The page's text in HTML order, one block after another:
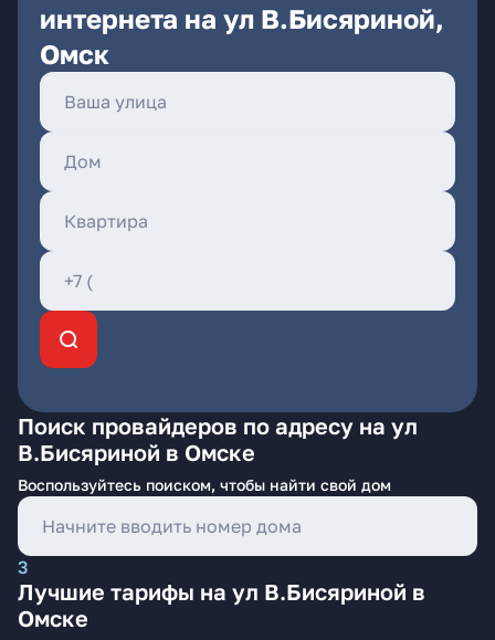
интернета на ул В.Бисяриной,
Омск
Поиск провайдеров по адресу на ул
В.Бисяриной в Омске
Воспользуйтесь поиском, чтобы найти свой дом
3
Лучшие тарифы на ул В.Бисяриной в
Омске